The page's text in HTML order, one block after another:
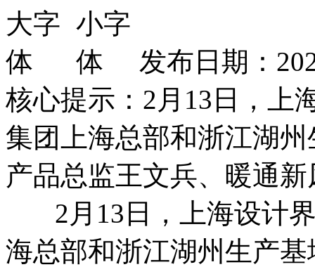
发布日期：
核心提示：2月13日，上
集团上海总部和浙江湖
产品总监王文兵、暖通
2月13日，上海设计界
海总部和浙江湖州生产